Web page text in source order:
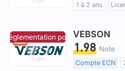
1 à 2 ans
Risque élevé
réglementation pour l'instant.
VEBSON
1.98 Note
Compte ECN